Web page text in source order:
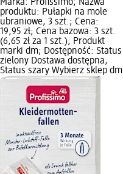
Marka: Profissimo; Nazwa
produktu: Pułapki na mole
ubraniowe, 3 szt.; Cena:
19,95 zł; Cena bazowa: 3 szt.
(6,65 zł za 1 szt.); Produkt
marki dm; Dostępność: Status
zielony Dostawa dostępna,
Status szary Wybierz sklep dm